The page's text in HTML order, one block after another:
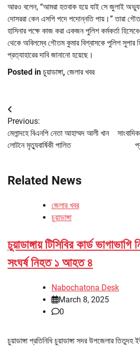
আরও বলেন, “আমরা হতবাক হয়ে যাই সে জুলাই
দোসররা কেন এসপি পদে পদোন্নতি পায়।” তারা
হাসিনার পক্ষে কাজ করা একজন পুলিশ কর্মকর্তা
থেকে অবিলম্বে গৌতম কুমার বিশ্বাসকে পুলিশ সুপার
প্রত্যাহারের দাবি জানানো হয়েছে।
Posted in চুয়াডাঙ্গা, জেলার খবর
Post
navigation
Previous:
মেলান্দহে বিএনপি নেতা আহাম্মদ আলী খান
লোটনে মৃত্যুবার্ষিকী পালিত
Related News
জেলার খবর
চুয়াডাঙ্গা
চুয়াডাঙ্গায় টিসিবির কার্ড
সংঘর্ষ নিহত ১ আহত ৪
Nabochatona Desk
March 8, 2025
0
চুয়াডাঙ্গা প্রতিনিধি চুয়াডাঙ্গা সদর উপজেলার তিতুদহ